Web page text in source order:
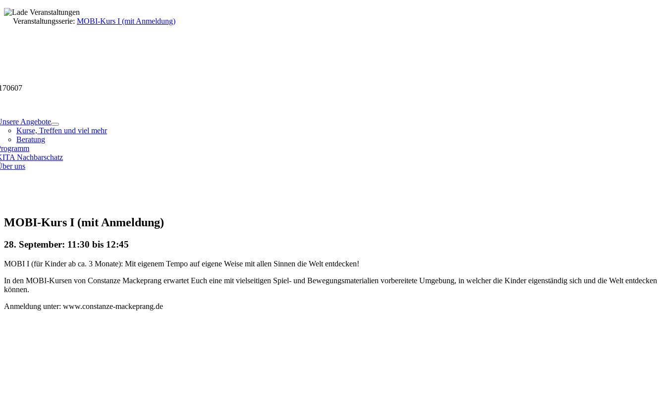
Skip
Angebote
Kurse, Treffen und viel mehr
Beratung
Nachbarschatz
uns
Veranstaltungsdetails
Veranstaltungsserie: MOBI-Kurs I (mit Anmeldung)
MOBI-Kurs I (mit Anmeldung)
28. September: 11:30 bis 12:45
MOBI I (für Kinder ab ca. 3 Monate): Mit eigenem Tempo auf eigene Weise mit allen Sinnen die Welt entdecken!
In den MOBI-Kursen von Constanze Mackeprang erwartet Euch eine mit vielseitigen Spiel- und Bewegungsmaterialien vorbereitete Umgebung, in welcher die Kinder eigenständig sich und die Welt entdecken
können.
Anmeldung unter: www.constanze-mackeprang.de